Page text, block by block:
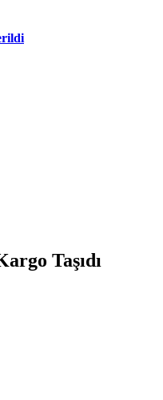
Taşıdı